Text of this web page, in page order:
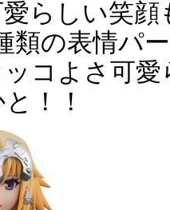
らしい笑
類の表情パ
コよさ可
！！